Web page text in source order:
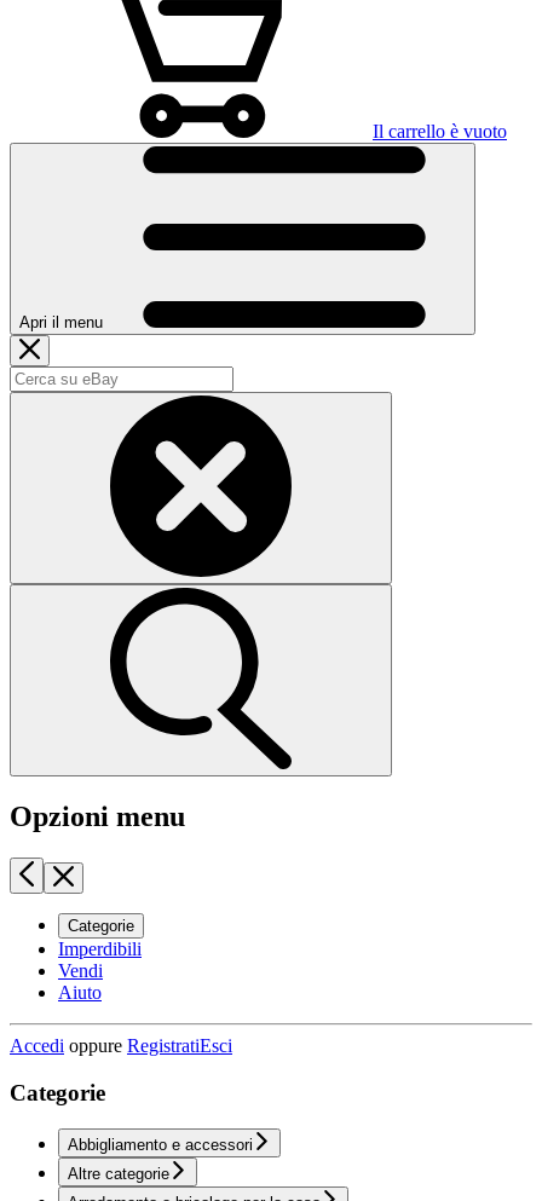
Il carrello è vuoto
Apri il menu
Opzioni menu
Categorie
Imperdibili
Vendi
Aiuto
Accedi oppure RegistratiEsci
Categorie
Abbigliamento e accessori
Altre categorie